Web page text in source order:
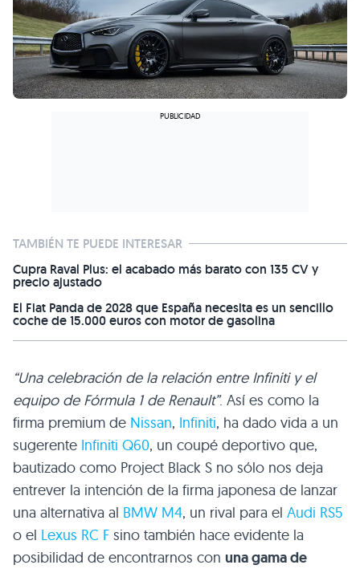
TAMBIÉN TE PUEDE INTERESAR
Cupra Raval Plus: el acabado más barato con 135 CV y
precio ajustado
El Fiat Panda de 2028 que España necesita es un sencillo
coche de 15.000 euros con motor de gasolina
“Una celebración de la relación entre Infiniti y el
equipo de Fórmula 1 de Renault”. Así es como la
firma premium de Nissan, Infiniti, ha dado vida a un
sugerente Infiniti Q60, un coupé deportivo que,
bautizado como Project Black S no sólo nos deja
entrever la intención de la firma japonesa de lanzar
una alternativa al BMW M4, un rival para el Audi RS5
o el Lexus RC F sino también hace evidente la
posibilidad de encontrarnos con una gama de